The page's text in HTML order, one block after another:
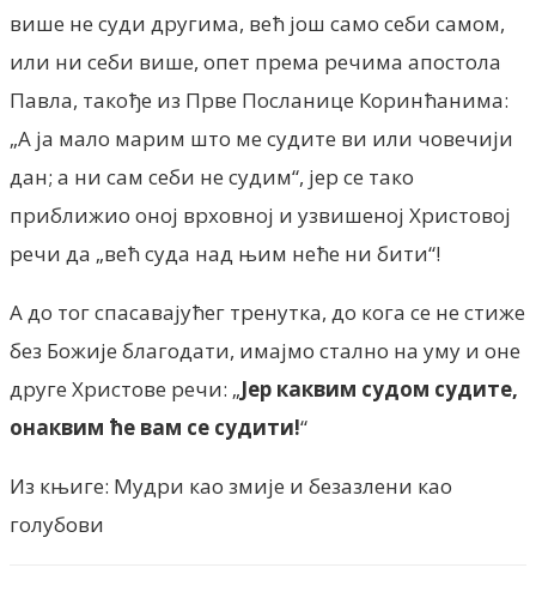
више не суди другима, већ још само себи самом,
или ни себи више, опет према речима апостола
Павла, такође из Прве Посланице Коринћанима:
„А ја мало марим што ме судите ви или човечији
дан; а ни сам себи не судим“, јер се тако
приближио оној врховној и узвишеној Христовој
речи да „већ суда над њим неће ни бити“!
А до тог спасавајућег тренутка, до кога се не стиже
без Божије благодати, имајмо стално на уму и оне
друге Христове речи: „Јер каквим судом судите,
онаквим ће вам се судити!“
Из књиге: Мудри као змије и безазлени као
голубови